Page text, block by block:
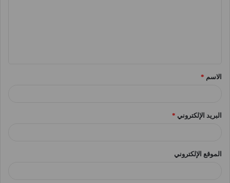
*الاسم *
البريد الإلكتروني *
الموقع الإلكتروني